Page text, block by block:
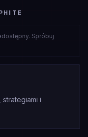
Spróbuj
strategiami i